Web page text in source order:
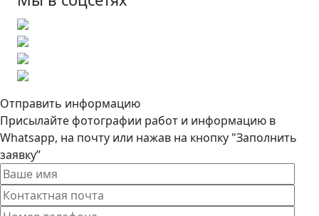
Отправить информацию
Присылайте фотографии работ и информацию в
Whatsapp, на почту или нажав на кнопку "Заполнить
заявку”